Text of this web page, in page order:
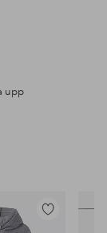
upp
Lägg